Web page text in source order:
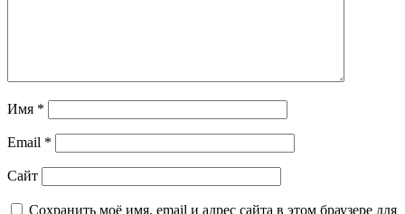
Имя *
Email *
Сайт
Сохранить моё имя, email и адрес сайта в этом браузере для